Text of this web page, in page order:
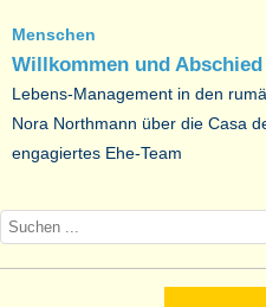
Menschen
Willkommen und Abschied
Lebens-Management in den
Nora Northmann über die Casa
engagiertes Ehe-Team